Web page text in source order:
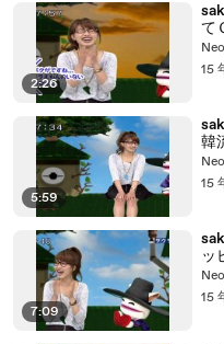
2:26
て
15
5:59
韓
15
7:09
ッ
15